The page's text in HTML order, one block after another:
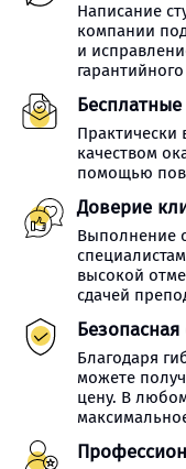
Написание
компании
и
Практически
качеством
помощью
Доверие
Выполнение
высокой
сдачей
Безопасная
Благодаря
можете
цену. В